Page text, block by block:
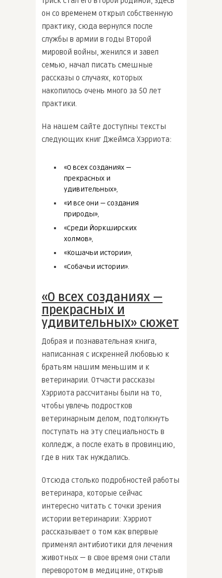
он со временем открыл собственную
практику, сюда вернулся после
службы в армии в годы Второй
мировой войны, женился и завел
семью, начал писать смешные
рассказы о случаях, которых
накопилось очень много за 50 лет
практики.
На нашем сайте доступны тексты
следующих книг Джеймса Хэрриота:
«О всех созданиях —
прекрасных и
удивительных»,
«И все они — создания
природы»,
«Среди Йоркширских
холмов»,
«Кошачьи истории»,
«Собачьи истории».
«О всех созданиях —
прекрасных и
удивительных» сюжет
Добрая и познавательная книга,
написанная с искренней любовью к
братьям нашим меньшим и к
ветеринарии. Отчасти рассказы
Хэрриота рассчитаны были на то,
чтобы увлечь подростков
ветеринарным делом, подтолкнуть
поступать на эту специальность в
колледж, а после ехать в провинцию,
где в них так нуждались.
Отсюда столько подробностей работы
ветеринара, которые сейчас
интересно читать с точки зрения
истории ветеринарии: Хэрриот
рассказывает о том как впервые
применял антибиотики для лечения
животных — в свое время они стали
переворотом в медицине, открыв